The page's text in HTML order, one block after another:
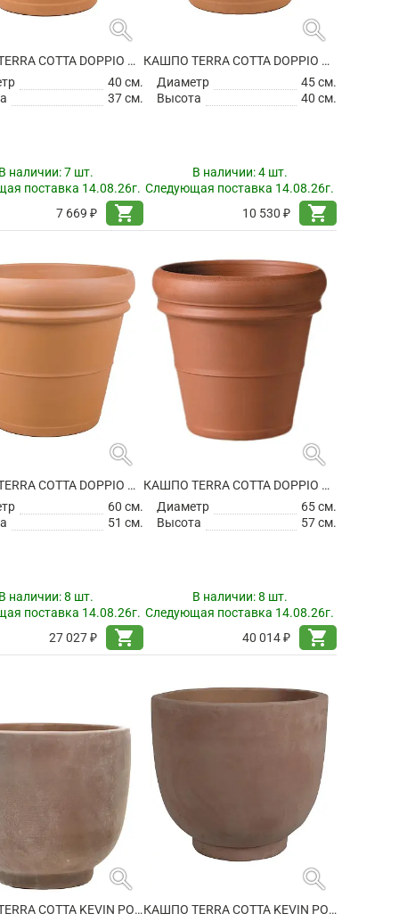
search
КАШПО TERRA COTTA DOPPIO BORDO
40 см.
37 см.
наличии:7 шт.
поставка 14.08.26г.
7 669 ₽
shopping_cart
search
КАШПО TERRA COTTA DOPPIO BORDO
Диаметр
45 см.
Высота
40 см.
В наличии:4 шт.
Следующая поставка 14.08.26г.
10 530 ₽
shopping_cart
search
КАШПО TERRA COTTA DOPPIO BORDO
60 см.
51 см.
наличии:8 шт.
поставка 14.08.26г.
27 027 ₽
shopping_cart
search
КАШПО TERRA COTTA DOPPIO BORDO
Диаметр
65 см.
Высота
57 см.
В наличии:8 шт.
Следующая поставка 14.08.26г.
40 014 ₽
shopping_cart
search
КАШПО TERRA COTTA KEVIN POT CHOCO
search
КАШПО TERRA COTTA KEVIN POT CHOCO